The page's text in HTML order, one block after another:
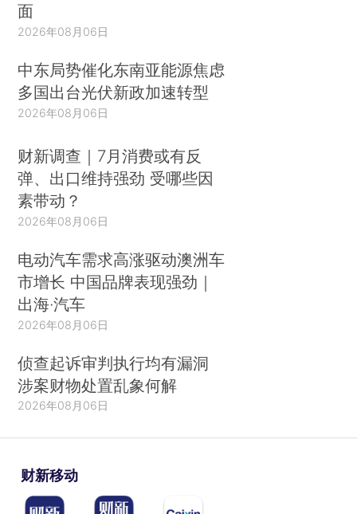
面
2026年08月06日
中东局势催化东南亚能源焦虑
多国出台光伏新政加速转型
2026年08月06日
财新调查｜7月消费或有反
弹、出口维持强劲 受哪些因
素带动？
2026年08月06日
电动汽车需求高涨驱动澳洲车
市增长 中国品牌表现强劲｜
出海·汽车
2026年08月06日
侦查起诉审判执行均有漏洞
涉案财物处置乱象何解
2026年08月06日
财新移动